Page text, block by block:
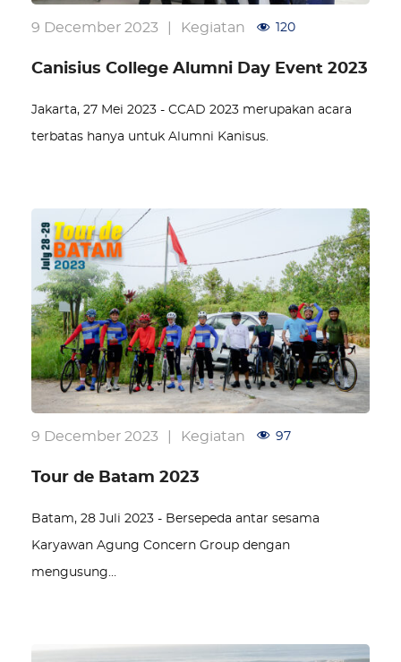
9 December 2023 Kegiatan 120
Canisius College Alumni Day Event 2023
Jakarta, 27 Mei 2023 - CCAD 2023 merupakan acara
terbatas hanya untuk Alumni Kanisus.
9 December 2023 Kegiatan 97
Tour de Batam 2023
Batam, 28 Juli 2023 - Bersepeda antar sesama
Karyawan Agung Concern Group dengan
mengusung…